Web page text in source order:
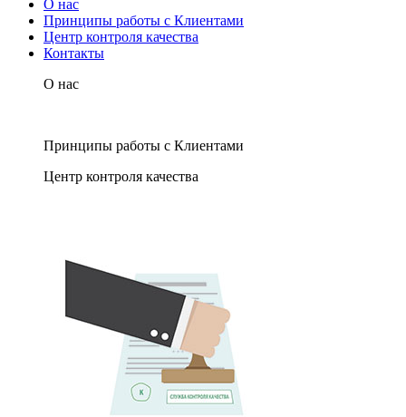
О нас
Принципы работы с Клиентами
Центр контроля качества
Контакты
О нас
Принципы работы с Клиентами
Центр контроля качества